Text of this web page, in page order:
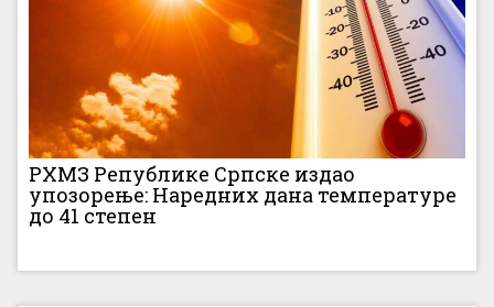
РХМЗ Републике Српске издао
упозорење: Наредних дана температуре
до 41 степен